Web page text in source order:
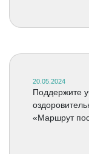
20.05.2024
Поддержите
«Маршрут